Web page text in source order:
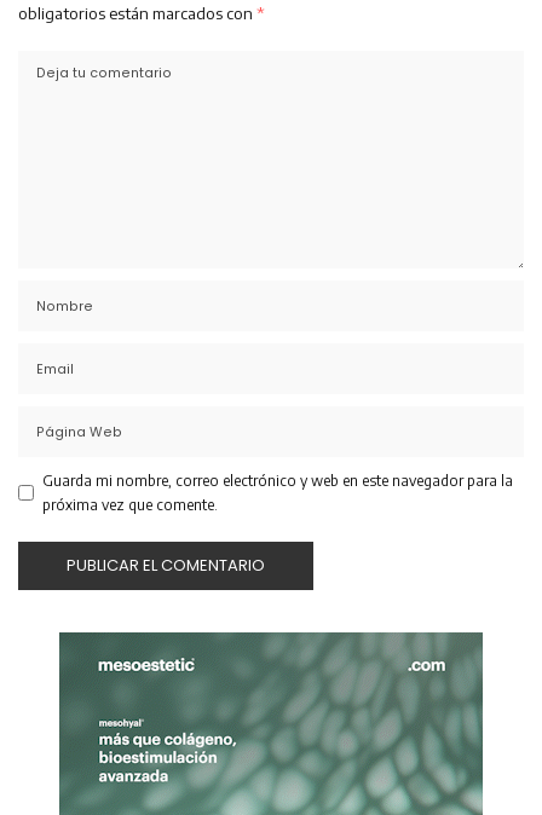
obligatorios están marcados con *
Guarda mi nombre, correo electrónico y web en este navegador para la
próxima vez que comente.